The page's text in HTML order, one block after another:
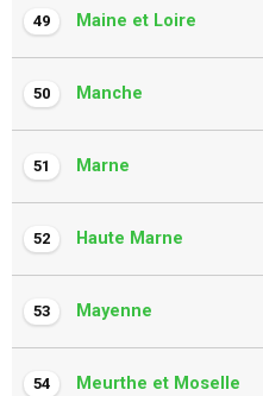
49 Maine et Loire
50 Manche
51 Marne
52 Haute Marne
53 Mayenne
54 Meurthe et Moselle